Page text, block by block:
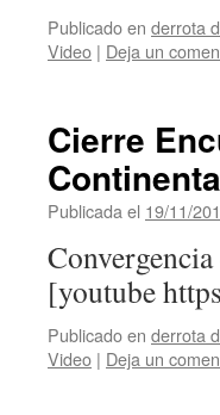
Publicado en derrota
Video | Deja un
Cierre
Publicada el 19/11/
[youtube
Publicado en derrota
Video | Deja un